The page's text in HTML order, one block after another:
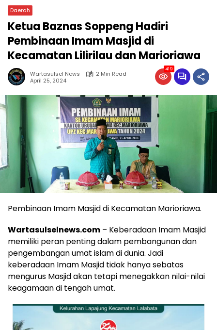
Daerah
Ketua Baznas Soppeng Hadiri
Pembinaan Imam Masjid di
Kecamatan Lilirilau dan Marioriawa
Wartasulsel News
2 Min Read
April 25, 2024
419
Pembinaan Imam Masjid di Kecamatan Marioriawa.
Wartasulselnews.com – Keberadaan Imam Masjid
memiliki peran penting dalam pembangunan dan
pengembangan umat islam di dunia. Jadi
keberadaan Imam Masjid tidak hanya sebatas
mengurus Masjid akan tetapi menegakkan nilai-nilai
keagamaan di tengah umat.